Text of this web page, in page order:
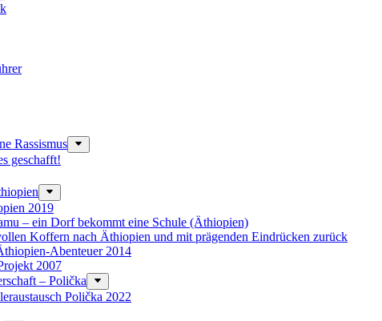
Rassismus
geschafft!
2019
– ein Dorf bekommt eine Schule (Äthiopien)
Koffern nach Äthiopien und mit prägenden Eindrücken zurück
Abenteuer 2014
2007
– Polička
Polička 2022